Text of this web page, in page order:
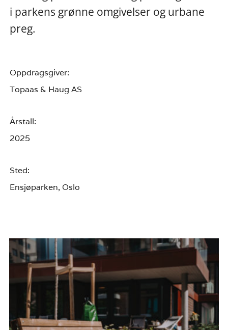
i parkens grønne omgivelser og urbane
preg.
Oppdragsgiver:
Topaas & Haug AS
Årstall:
2025
Sted:
Ensjøparken, Oslo